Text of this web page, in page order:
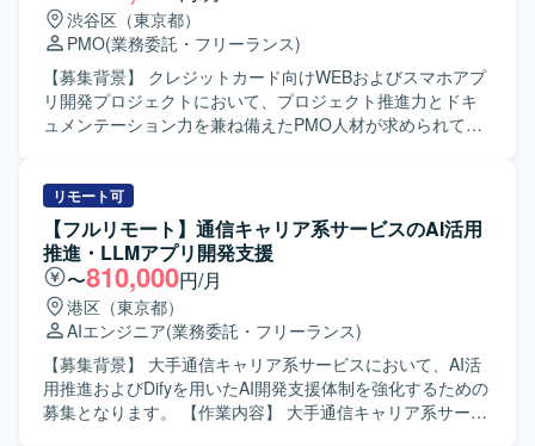
渋谷区（東京都）
PMO(業務委託・フリーランス)
【募集背景】 クレジットカード向けWEBおよびスマホアプ
リ開発プロジェクトにおいて、プロジェクト推進力とドキ
ュメンテーション力を兼ね備えたPMO人材が求められてい
ジェクト推進を行って頂きます。 クライアント内での仕様
調整、関係者からの情報収集、タスクコントロール、業務
要件の資料化、課題管理、開発管理、ベンダー管理などを
担当して頂きます。 また、RFPや課題検討に関する資料、
QA質疑や仕様検討に関する各種資料の作成など、ドキュメ
ンテーション業務も担って頂きます。 【求める人物像】 主
体的に情報を取りに行き、関係者と円滑にコミュニケーシ
ョンを図りながらタスクを推進できる方を求めておりま
す。 複数の施策が並走する状況下でも関係性を整理しなが
ら業務を進められる方、ドキュメント作成に積極的に取り
リモート可
【フルリモート】通信キャリア系サービスのAI活用
推進・LLMアプリ開発支援
〜810,000円/月
港区（東京都）
AIエンジニア(業務委託・フリーランス)
【募集背景】 大手通信キャリア系サービスにおいて、AI活
用推進およびDifyを用いたAI開発支援体制を強化するための
募集となります。 【作業内容】 大手通信キャリア系サービ